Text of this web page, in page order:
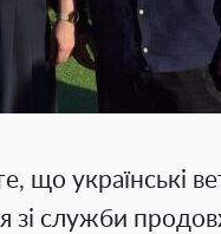
що українські
зі служби